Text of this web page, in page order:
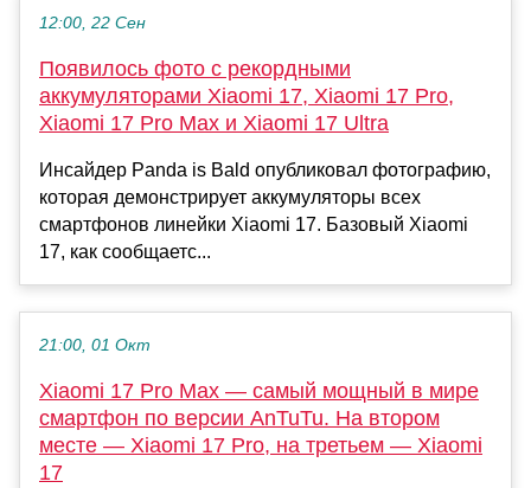
12:00, 22 Сен
Появилось фото с рекордными
аккумуляторами Xiaomi 17, Xiaomi 17 Pro,
Xiaomi 17 Pro Max и Xiaomi 17 Ultra
Инсайдер Panda is Bald опубликовал фотографию,
которая демонстрирует аккумуляторы всех
смартфонов линейки Xiaomi 17. Базовый Xiaomi
17, как сообщаетс...
21:00, 01 Окт
Xiaomi 17 Pro Max — самый мощный в мире
смартфон по версии AnTuTu. На втором
месте — Xiaomi 17 Pro, на третьем — Xiaomi
17